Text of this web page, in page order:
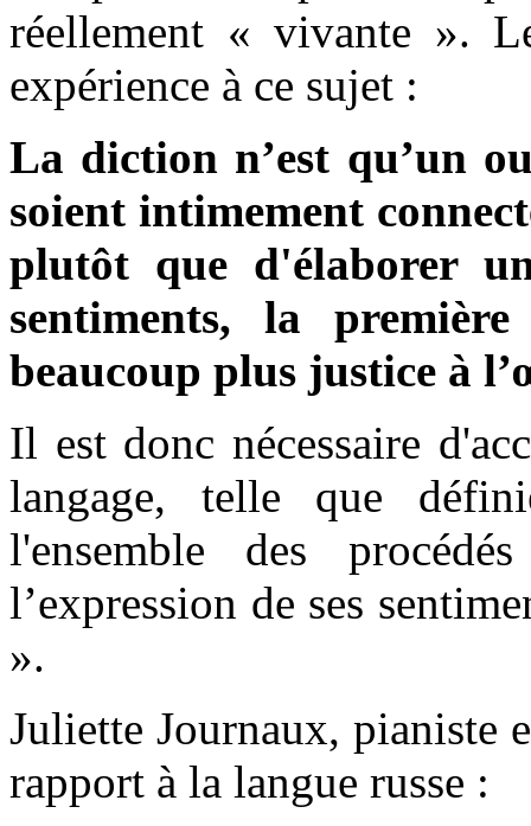
réellement « vivante ».
expérience à ce sujet :
La diction n’est qu’un
soient intimement
plutôt que d'élaborer
sentiments, la
beaucoup plus justice à
Il est donc nécessaire
langage, telle que
l'ensemble des
l’expression de ses
».
Juliette Journaux, pianiste
rapport à la langue russe :